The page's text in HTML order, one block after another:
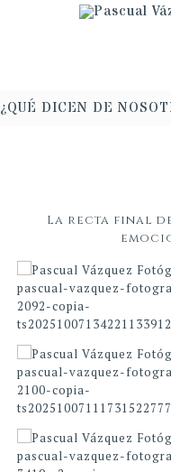
¿QUÉ DICEN DE
La recta final